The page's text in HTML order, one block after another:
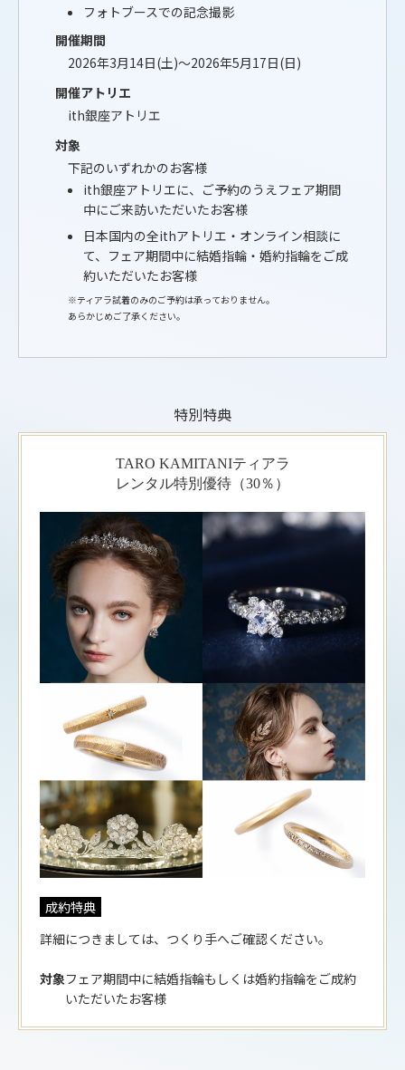
フォトブースでの記念撮影
開催期間
2026年3月14日(土)〜2026年5月17日(日)
開催アトリエ
ith銀座アトリエ
対象
下記のいずれかのお客様
ith銀座アトリエに、ご予約のうえフェア期間
中にご来訪いただいたお客様
日本国内の全ithアトリエ・オンライン相談に
て、フェア期間中に結婚指輪・婚約指輪をご成
約いただいたお客様
※ティアラ試着のみのご予約は承っておりません。
あらかじめご了承ください。
特別特典
TARO KAMITANIティアラ
レンタル特別優待（30％）
成約特典
詳細につきましては、つくり手へご確認ください。
対象フェア期間中に結婚指輪もしくは婚約指輪をご成約
いただいたお客様